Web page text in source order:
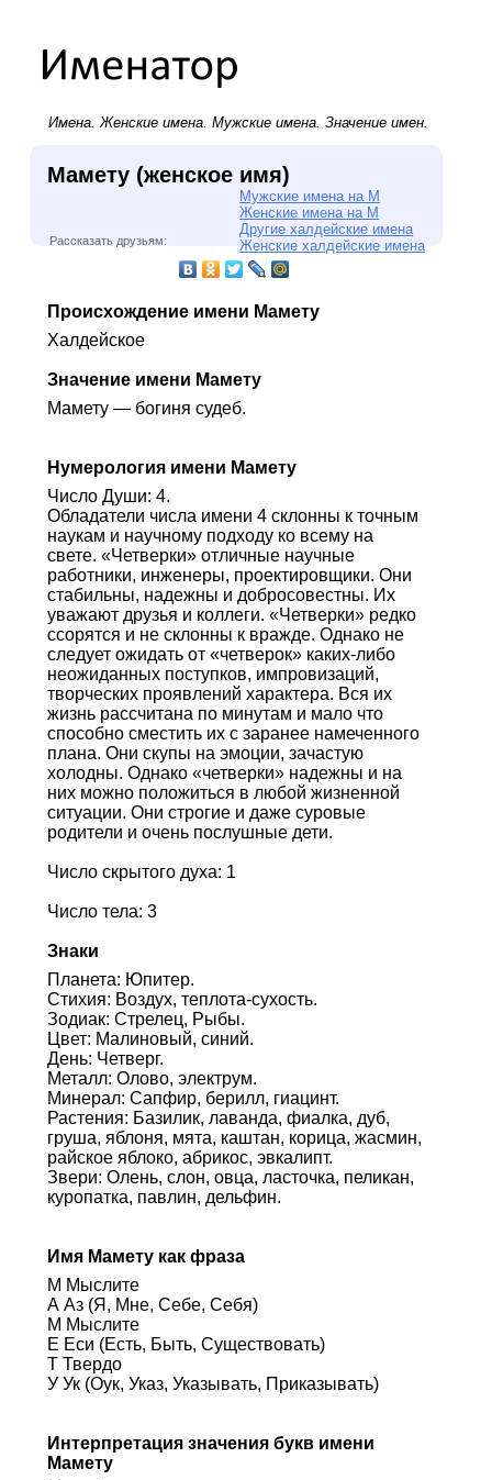
Имена.Женские имена. Мужские имена. Значение имен.
Мамету (женское имя)
Мужские имена на М
Женские имена на М
Другие халдейские имена
Женские халдейские имена
Рассказать друзьям:
Происхождение имени Мамету
Халдейское
Значение имени Мамету
Мамету — богиня судеб.
Нумерология имени Мамету
Число Души: 4.
Обладатели числа имени 4 склонны к точным
наукам и научному подходу ко всему на
свете. «Четверки» отличные научные
работники, инженеры, проектировщики. Они
стабильны, надежны и добросовестны. Их
уважают друзья и коллеги. «Четверки» редко
ссорятся и не склонны к вражде. Однако не
следует ожидать от «четверок» каких-либо
неожиданных поступков, импровизаций,
творческих проявлений характера. Вся их
жизнь рассчитана по минутам и мало что
способно сместить их с заранее намеченного
плана. Они скупы на эмоции, зачастую
холодны. Однако «четверки» надежны и на
них можно положиться в любой жизненной
ситуации. Они строгие и даже суровые
родители и очень послушные дети.
Число скрытого духа: 1
Число тела: 3
Знаки
Планета: Юпитер.
Стихия: Воздух, теплота-сухость.
Зодиак: Стрелец, Рыбы.
Цвет: Малиновый, синий.
День: Четверг.
Металл: Олово, электрум.
Минерал: Сапфир, берилл, гиацинт.
Растения: Базилик, лаванда, фиалка, дуб,
груша, яблоня, мята, каштан, корица, жасмин,
райское яблоко, абрикос, эвкалипт.
Звери: Олень, слон, овца, ласточка, пеликан,
куропатка, павлин, дельфин.
Имя Мамету как фраза
М Мыслите
А Аз (Я, Мне, Себе, Себя)
М Мыслите
Е Еси (Есть, Быть, Существовать)
Т Твердо
У Ук (Оук, Указ, Указывать, Приказывать)
Интерпретация значения букв имени
Мамету